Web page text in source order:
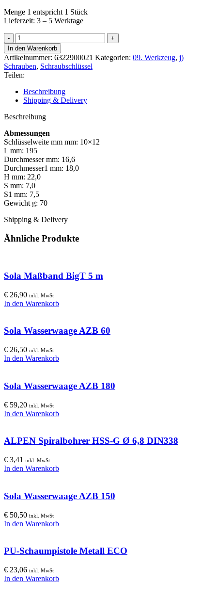
Menge 1 entspricht 1 Stück
Lieferzeit: 3 – 5 Werktage
Beta
Doppelringschlüssel
10x12mm
Menge
In den Warenkorb
Artikelnummer: 6322900021 Kategorien: 09. Werkzeug, j)
Schrauben, Schraubschlüssel
Teilen:
Beschreibung
Shipping & Delivery
Beschreibung
Abmessungen
Schlüsselweite mm mm: 10×12
L mm: 195
Durchmesser mm: 16,6
Durchmesser1 mm: 18,0
H mm: 22,0
S mm: 7,0
S1 mm: 7,5
Gewicht g: 70
Shipping & Delivery
Ähnliche Produkte
Sola Maßband BigT 5 m
€ 26,90 inkl. MwSt
In den Warenkorb
Sola Wasserwaage AZB 60
€ 26,50 inkl. MwSt
In den Warenkorb
Sola Wasserwaage AZB 180
€ 59,20 inkl. MwSt
In den Warenkorb
ALPEN Spiralbohrer HSS-G Ø 6,8 DIN338
€ 3,41 inkl. MwSt
In den Warenkorb
Sola Wasserwaage AZB 150
€ 50,50 inkl. MwSt
In den Warenkorb
PU-Schaumpistole Metall ECO
€ 23,06 inkl. MwSt
In den Warenkorb